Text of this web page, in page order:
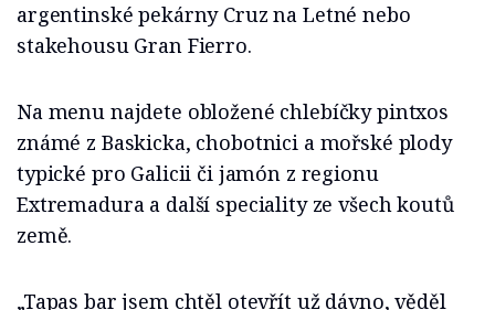
argentinské pekárny Cruz na Letné nebo
stakehousu Gran Fierro.
Na menu najdete obložené chlebíčky pintxos
známé z Baskicka, chobotnici a mořské plody
typické pro Galicii či jamón z regionu
Extremadura a další speciality ze všech koutů
země.
„Tapas bar jsem chtěl otevřít už dávno, věděl